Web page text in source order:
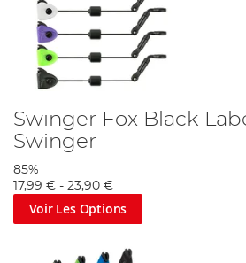
Swinger Fox Black
Swinger
85%
17,99 € - 23,90 €
Voir Les Options